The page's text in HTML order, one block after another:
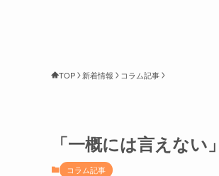
TOP 新着情報 コラム記事
「一概には言えな
コラム記事